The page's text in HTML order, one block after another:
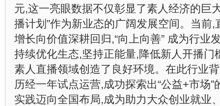
元,这一亮眼数据不仅彰显了素人经济的巨
播计划”作为新业态的广阔发展空间。 当前,
增长向价值深耕回归,“向上向善” 成为行业
持续优化生态,坚持正能量,降低新人开播门
素人直播领域创造了良好环境。在此行业
历经一年试点运营,成功探索出“公益+市场
实践迈向全国布局,成为助力大众创业就业